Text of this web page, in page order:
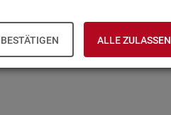
ALLE ZULASSEN
für Ar­beit (BA)